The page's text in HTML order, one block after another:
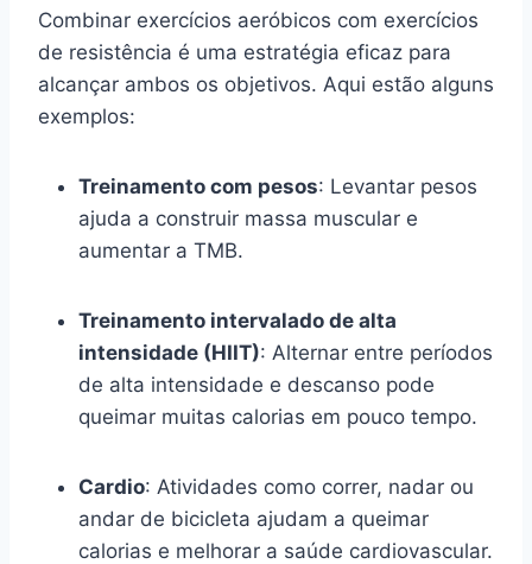
Combinar exercícios aeróbicos com exercícios
de resistência é uma estratégia eficaz para
alcançar ambos os objetivos. Aqui estão alguns
exemplos:
Treinamento com pesos: Levantar pesos
ajuda a construir massa muscular e
aumentar a TMB.
Treinamento intervalado de alta
intensidade (HIIT): Alternar entre períodos
de alta intensidade e descanso pode
queimar muitas calorias em pouco tempo.
Cardio: Atividades como correr, nadar ou
andar de bicicleta ajudam a queimar
calorias e melhorar a saúde cardiovascular.